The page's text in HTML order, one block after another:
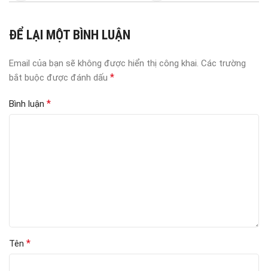
ĐỂ LẠI MỘT BÌNH LUẬN
Email của bạn sẽ không được hiển thị công khai. Các trường
bắt buộc được đánh dấu *
Bình luận *
Tên *